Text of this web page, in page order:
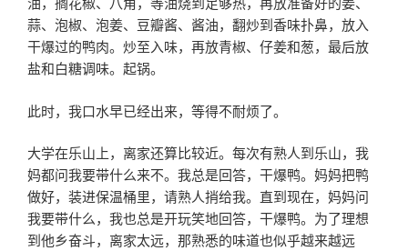
蒜、泡椒、泡姜、豆瓣酱、酱油，翻炒到香味扑鼻，放入
干爆过的鸭肉。炒至入味，再放青椒、仔姜和葱，最后放
盐和白糖调味。起锅。
此时，我口水早已经出来，等得不耐烦了。
大学在乐山上，离家还算比较近。每次有熟人到乐山，我
妈都问我要带什么来不。我总是回答，干爆鸭。妈妈把鸭
做好，装进保温桶里，请熟人捎给我。直到现在，妈妈问
我要带什么，我也总是开玩笑地回答，干爆鸭。为了理想
到他乡奋斗，离家太远，那熟悉的味道也似乎越来越远